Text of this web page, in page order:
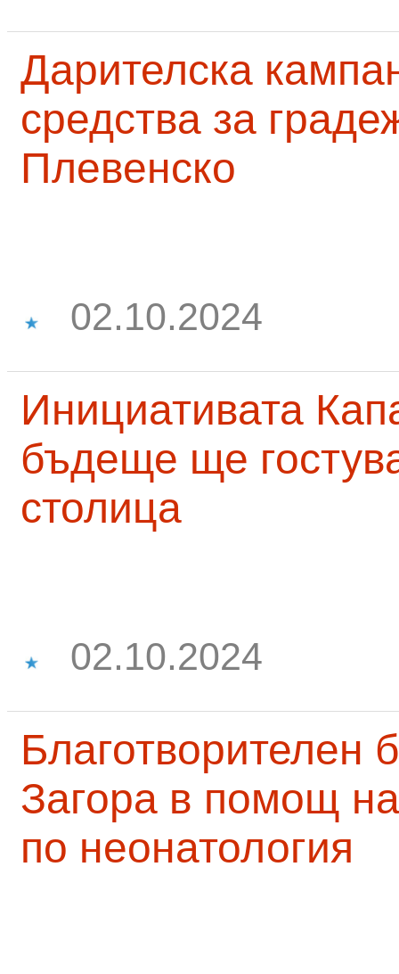
Дарителска
средства за
Плевенско
02.10.2024
Инициативата
бъдеще ще
столица
02.10.2024
Благотворителен
Загора в помощ
по неонатология